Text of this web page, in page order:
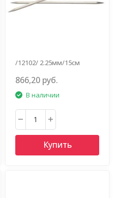
/12102/ 2.25мм/15см
866,20 руб.
В наличии
Купить